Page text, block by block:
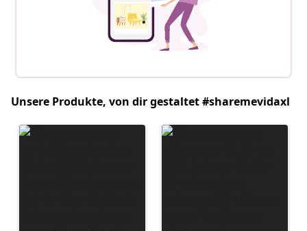
Unsere Produkte, von dir gestaltet #sharemevidaxl